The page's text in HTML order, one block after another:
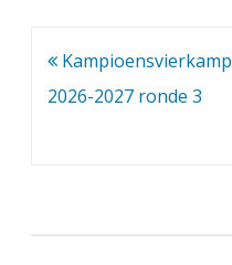
k
a
Bericht
navigatie
Kampioensvierkamp
2026-2027 ronde 3